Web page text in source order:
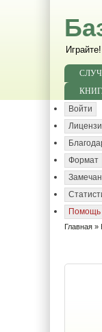
Играйте!
Войти
Формат
Помощь
Главная »